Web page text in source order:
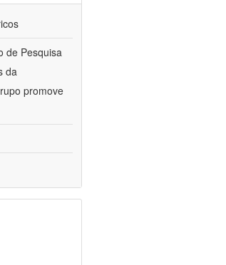
de Pesquisa
da
promove